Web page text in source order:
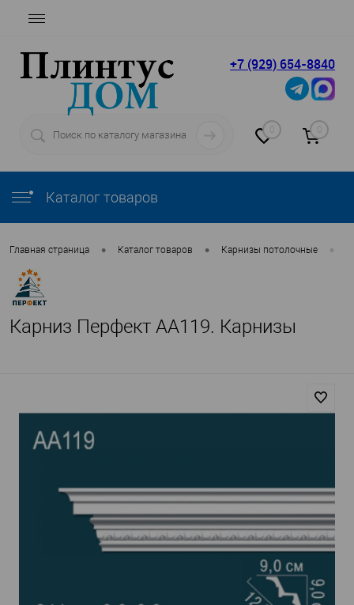
+7 (929) 654-8840
0 0
Каталог товаров
Главная страница • Каталог товаров • Карнизы потолочные •
Карниз Перфект AA119. Карнизы